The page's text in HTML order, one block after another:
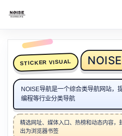
STICKER VISUAL
NOISE导航是一个综合类导航网站，
编程等行业分类导航
精选网址、媒体入口、热榜和动态内容，
出为浏览器书签